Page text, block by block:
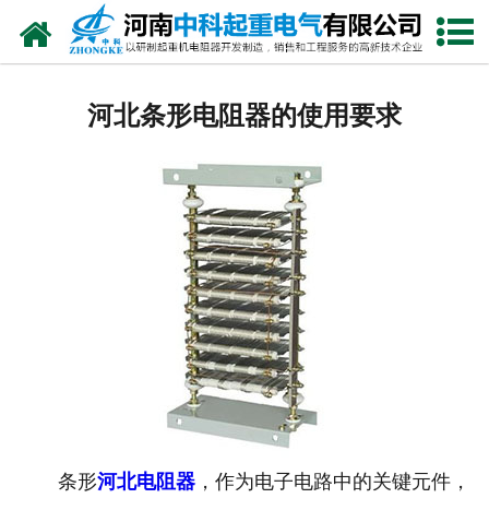
网站首页
河北条形电阻器的使用要求
条形河北电阻器，作为电子电路中的关键元件，